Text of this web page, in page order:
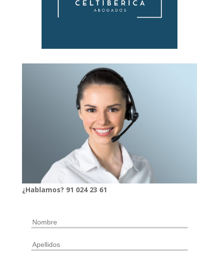
¿Hablamos? 91 024 23 61